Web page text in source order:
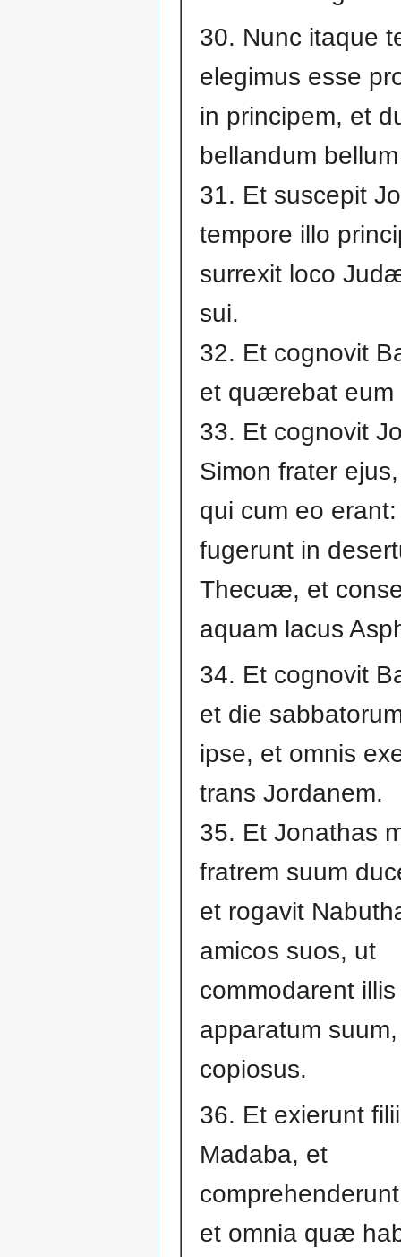
30. Nunc itaque
elegimus esse
in principem, et
bellandum
31. Et suscepit
tempore illo
surrexit loco
sui.
32. Et cognovit
et quærebat eum
33. Et cognovit
Simon frater
qui cum eo
fugerunt in
Thecuæ, et
aquam lacus
34. Et cognovit
et die
ipse, et omnis
trans Jordanem.
35. Et Jonathas
fratrem suum
et rogavit
amicos suos, ut
commodarent illis
apparatum
copiosus.
36. Et exierunt
Madaba, et
et omnia quæ